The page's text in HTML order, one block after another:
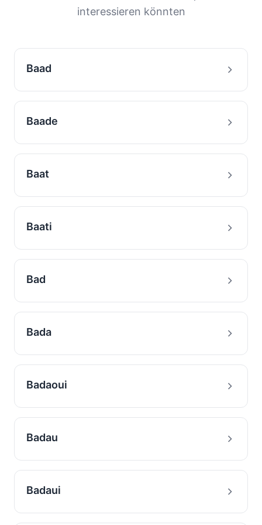
interessieren könnten
Baad
Baade
Baat
Baati
Bad
Bada
Badaoui
Badau
Badaui